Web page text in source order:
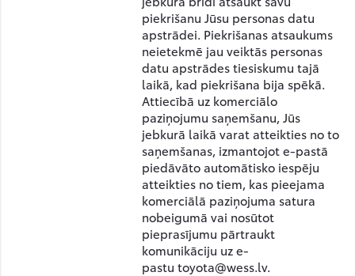
piekrišanu Jūsu personas datu
apstrādei. Piekrišanas atsaukums
neietekmē jau veiktās personas
datu apstrādes tiesiskumu tajā
laikā, kad piekrišana bija spēkā.
Attiecībā uz komerciālo
paziņojumu saņemšanu, Jūs
jebkurā laikā varat atteikties no to
saņemšanas, izmantojot e-pastā
piedāvāto automātisko iespēju
atteikties no tiem, kas pieejama
komerciālā paziņojuma satura
nobeigumā vai nosūtot
pieprasījumu pārtraukt
komunikāciju uz e-
pastu toyota@wess.lv.